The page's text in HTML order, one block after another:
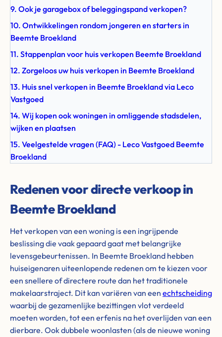
9. Ook je garagebox of beleggingspand verkopen?
10. Ontwikkelingen rondom jongeren en starters in
Beemte Broekland
11. Stappenplan voor huis verkopen Beemte Broekland
12. Zorgeloos uw huis verkopen in Beemte Broekland
13. Huis snel verkopen in Beemte Broekland via Leco
Vastgoed
14. Wij kopen ook woningen in omliggende stadsdelen,
wijken en plaatsen
15. Veelgestelde vragen (FAQ) - Leco Vastgoed Beemte
Broekland
Redenen voor directe verkoop in
Beemte Broekland
Het verkopen van een woning is een ingrijpende
beslissing die vaak gepaard gaat met belangrijke
levensgebeurtenissen. In Beemte Broekland hebben
huiseigenaren uiteenlopende redenen om te kiezen voor
een snellere of directere route dan het traditionele
makelaarstraject. Dit kan variëren van een echtscheiding
waarbij de gezamenlijke bezittingen vlot verdeeld
moeten worden, tot een erfenis na het overlijden van een
dierbare. Ook dubbele woonlasten (als de nieuwe woning